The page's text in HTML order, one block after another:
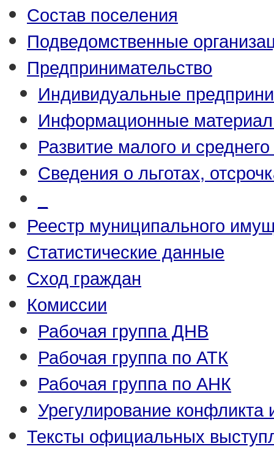
Состав поселения
Подведомственные
Предпринимательство
Индивидуальные
Информационные
Развитие малого и
Сведения о льготах,
Реестр муниципального
Статистические данные
Сход граждан
Комиссии
Рабочая группа ДНВ
Рабочая группа по АТК
Рабочая группа по АНК
Урегулирование конфликта
Тексты официальных